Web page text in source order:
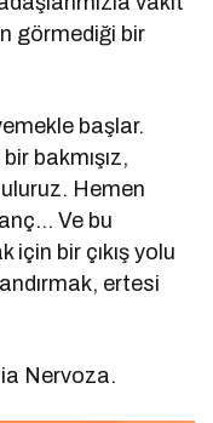
görmediği bir
başlar.
bakmışız,
Hemen
Ve bu
için bir çıkış yolu
ertesi
Nervoza.